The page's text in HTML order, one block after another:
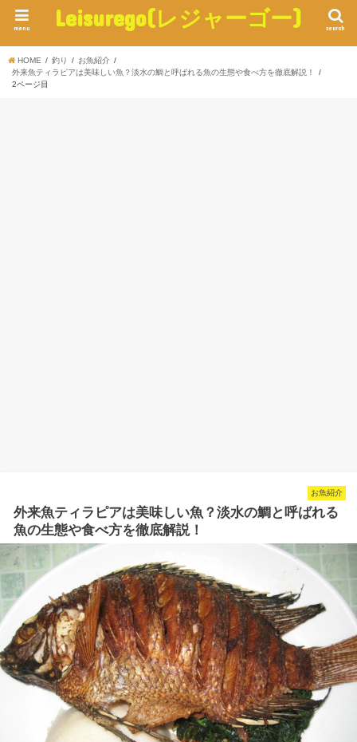
Leisurego(レジャーゴー) search
menu
HOME 釣り
お魚紹介
外来魚ティラピアは美味しい魚？淡水の鯛と呼ばれる魚の生態や食べ方を徹底解説！
2ページ目
お魚紹介
外来魚ティラピアは美味しい魚？淡水の鯛と呼ばれる
魚の生態や食べ方を徹底解説！